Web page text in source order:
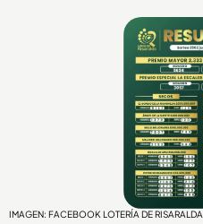
IMAGEN: FACEBOOK LOTERÍA DE RISARALDA